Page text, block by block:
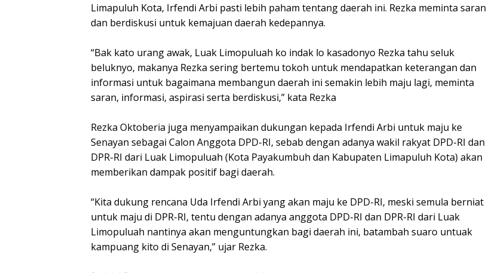
Limapuluh Kota, Irfendi Arbi pasti lebih paham tentang daerah ini. Rezka meminta saran
dan berdiskusi untuk kemajuan daerah kedepannya.
“Bak kato urang awak, Luak Limopuluah ko indak lo kasadonyo Rezka tahu seluk
beluknyo, makanya Rezka sering bertemu tokoh untuk mendapatkan keterangan dan
informasi untuk bagaimana membangun daerah ini semakin lebih maju lagi, meminta
saran, informasi, aspirasi serta berdiskusi,” kata Rezka
Rezka Oktoberia juga menyampaikan dukungan kepada Irfendi Arbi untuk maju ke
Senayan sebagai Calon Anggota DPD-RI, sebab dengan adanya wakil rakyat DPD-RI dan
DPR-RI dari Luak Limopuluah (Kota Payakumbuh dan Kabupaten Limapuluh Kota) akan
memberikan dampak positif bagi daerah.
“Kita dukung rencana Uda Irfendi Arbi yang akan maju ke DPD-RI, meski semula berniat
untuk maju di DPR-RI, tentu dengan adanya anggota DPD-RI dan DPR-RI dari Luak
Limopuluah nantinya akan menguntungkan bagi daerah ini, batambah suaro untuak
kampuang kito di Senayan,” ujar Rezka.